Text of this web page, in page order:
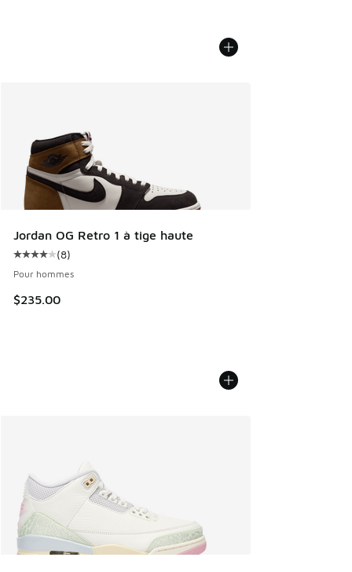
Jordan OG Retro 1 à tige haute
Cote moyenne du client - [4 sur 5 étoiles], 8 commentaires
(8)
Pour hommes
$235.00